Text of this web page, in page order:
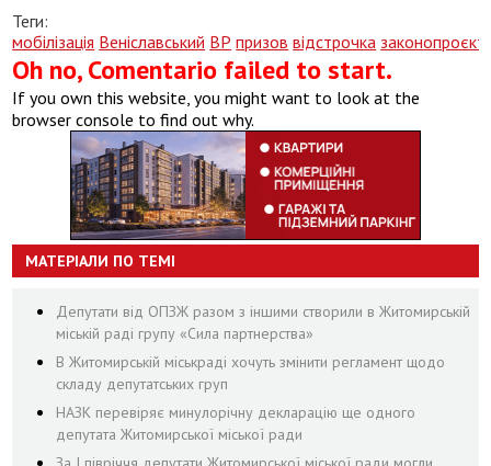
Теги:
мобілізація Веніславський ВР призов відстрочка законопроєкт
Oh no, Comentario failed to start.
If you own this website, you might want to look at the
browser console to find out why.
МАТЕРІАЛИ ПО ТЕМІ
Депутати від ОПЗЖ разом з іншими створили в Житомирській
міській раді групу «Сила партнерства»
В Житомирській міськраді хочуть змінити регламент щодо
складу депутатських груп
НАЗК перевіряє минулорічну декларацію ще одного
депутата Житомирської міської ради